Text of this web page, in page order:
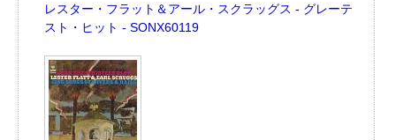
レスター・フラット＆アール・スクラッグス - グレーテ
スト・ヒット - SONX60119